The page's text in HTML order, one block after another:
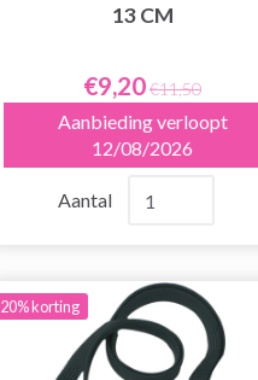
13 CM
€9,20€11,50
Aanbieding verloopt
12/08/2026
Aantal
20% korting